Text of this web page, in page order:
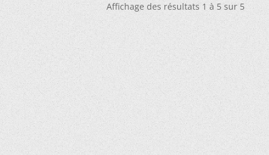
Affichage des résultats 1 à 5 sur 5